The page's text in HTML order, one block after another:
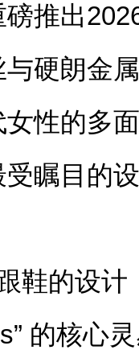
推出
硬朗金
性的多
瞩目的
鞋的设
的核心